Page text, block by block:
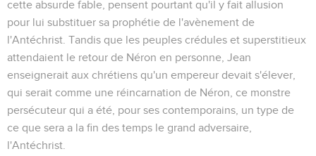
cette absurde fable, pensent pourtant qu'il y fait allusion
pour lui substituer sa prophétie de l'avènement de
l'Antéchrist. Tandis que les peuples crédules et superstitieux
attendaient le retour de Néron en personne, Jean
enseignerait aux chrétiens qu'un empereur devait s'élever,
qui serait comme une réincarnation de Néron, ce monstre
persécuteur qui a été, pour ses contemporains, un type de
ce que sera a la fin des temps le grand adversaire,
l'Antéchrist.